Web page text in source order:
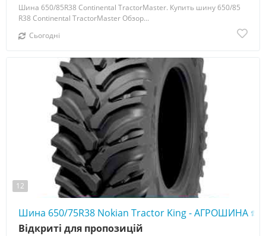
Шина 650/85R38 Continental TractorMaster. Купить шину 650/85
R38 Continental TractorMaster Обзор...
Сьогодні
12
Шина 650/75R38 Nokian Tractor King - АГРОШИНА ☎️
Відкриті для пропозицій